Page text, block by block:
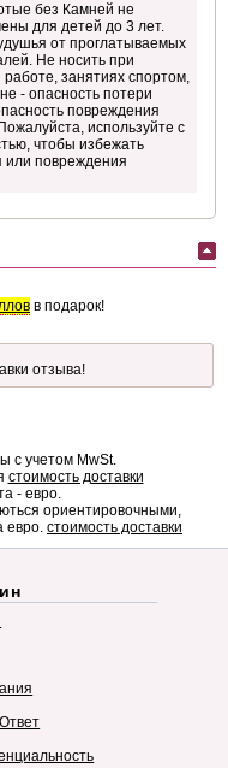
без Камней не
для детей до 3 лет.
от проглатываемых
Не носить при
занятиях спортом,
- опасность потери
повреждения
используйте с
чтобы избежать
или повреждения
в подарок!
отзыва!
с учетом MwSt.
стоимость доставки
- евро.
ориентировочными,
евро. стоимость доставки